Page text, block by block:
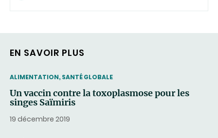
EN SAVOIR PLUS
THEMATIC
ALIMENTATION, SANTÉ GLOBALE
Un vaccin contre la toxoplasmose pour les
singes Saïmiris
19 décembre 2019